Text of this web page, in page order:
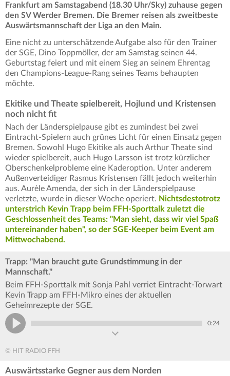
Frankfurt am Samstagabend (18.30 Uhr/Sky) zuhause gegen
den SV Werder Bremen. Die Bremer reisen als zweitbeste
Auswärtsmannschaft der Liga an den Main.
Eine nicht zu unterschätzende Aufgabe also für den Trainer
der SGE, Dino Toppmöller, der am Samstag seinen 44.
Geburtstag feiert und mit einem Sieg an seinem Ehrentag
den Champions-League-Rang seines Teams behaupten
möchte.
Ekitike und Theate spielbereit, Hojlund und Kristensen
noch nicht fit
Nach der Länderspielpause gibt es zumindest bei zwei
Eintracht-Spielern auch grünes Licht für einen Einsatz gegen
Bremen. Sowohl Hugo Ekitike als auch Arthur Theate sind
wieder spielbereit, auch Hugo Larsson ist trotz kürzlicher
Oberschenkelprobleme eine Kaderoption. Unter anderem
Außenverteidiger Rasmus Kristensen fällt jedoch weiterhin
aus. Aurèle Amenda, der sich in der Länderspielpause
verletzte, wurde in dieser Woche operiert. Nichtsdestotrotz
unterstrich Kevin Trapp beim FFH-Sporttalk zuletzt die
Geschlossenheit des Teams: "Man sieht, dass wir viel Spaß
untereinander haben", so der SGE-Keeper beim Event am
Mittwochabend.
Trapp: "Man braucht gute Grundstimmung in der
Mannschaft."
Beim FFH-Sporttalk mit Sonja Pahl verriet Eintracht-Torwart
Kevin Trapp am FFH-Mikro eines der aktuellen
Geheimrezepte der SGE.
0:24
© HIT RADIO FFH
Auswärtsstarke Gegner aus dem Norden